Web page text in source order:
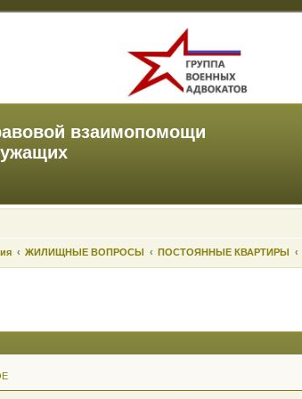
взаимопомощи
ЖИЛИЩНЫЕ ВОПРОСЫ ПОСТОЯННЫЕ КВАРТИРЫ